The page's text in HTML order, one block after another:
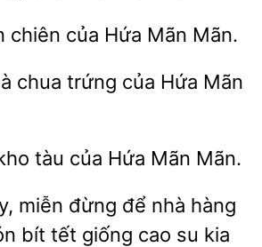
của Hứa Mãn.
chua trứng của Hứa
Hứa Mãn Mãn.
miễn đừng để nhà
bít tết giống cao su kia